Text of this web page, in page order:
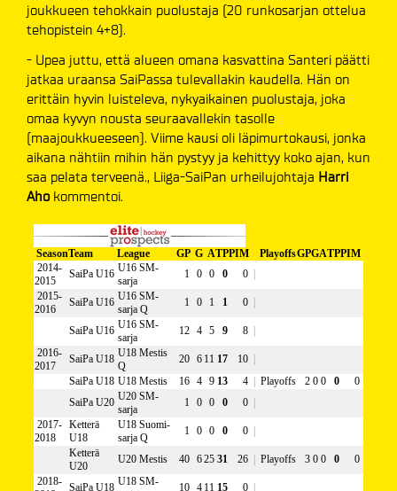
joukkueen tehokkain puolustaja (20 runkosarjan ottelua
tehopistein 4+8).
- Upea juttu, että alueen omana kasvattina Santeri päätti
jatkaa uraansa SaiPassa tulevallakin kaudella. Hän on
erittäin hyvin luisteleva, nykyaikainen puolustaja, joka
omaa kyvyn nousta seuraavallekin tasolle
(maajoukkueeseen). Viime kausi oli läpimurtokausi, jonka
aikana nähtiin mihin hän pystyy ja kehittyy koko ajan, kun
saa pelata terveenä., Liiga-SaiPan urheilujohtaja Harri
Ahokommentoi.